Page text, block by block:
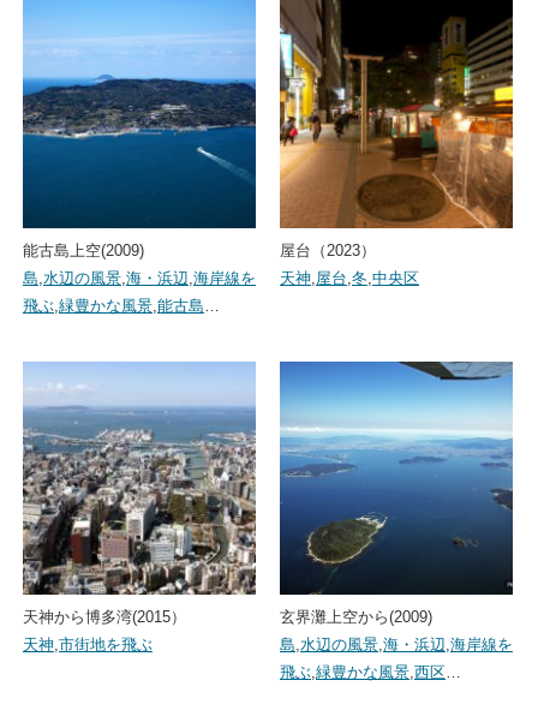
能古島上空(2009)
島,水辺の風景,海・浜辺,海岸線を
飛ぶ,緑豊かな風景,能古島…
屋台（2023）
天神,屋台,冬,中央区
天神から博多湾(2015）
天神,市街地を飛ぶ
玄界灘上空から(2009)
島,水辺の風景,海・浜辺,海岸線を
飛ぶ,緑豊かな風景,西区…